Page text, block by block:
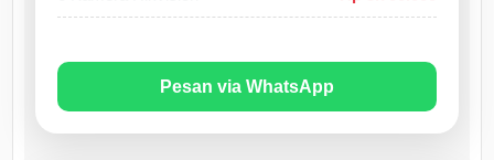
Pesan via WhatsApp